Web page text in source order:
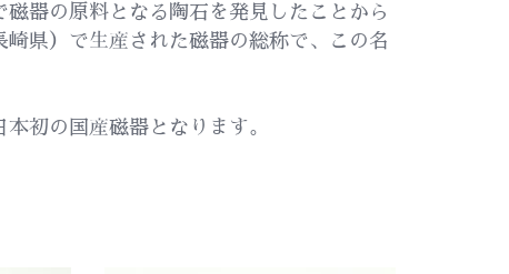
器の原料となる陶石を発見したことから
県）で生産された磁器の総称で、この名
初の国産磁器となります。